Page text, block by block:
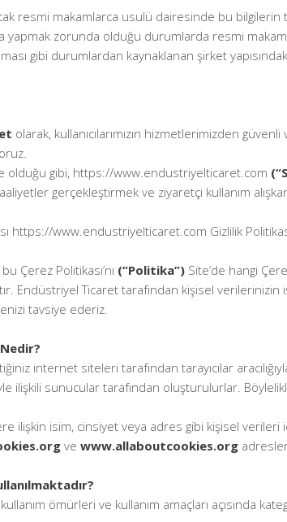
resmi makamlarca usulü dairesinde bu
yapmak zorunda olduğu durumlarda resmi
gibi durumlardan kaynaklanan şirket
olarak, kullanıcılarımızın hizmetlerimizden
olduğu gibi, https://www.endustriyelticaret.com
gerçekleştirmek ve ziyaretçi kullanım
https://www.endustriyelticaret.com Gizlilik
Çerez Politikası’nı (“Politika”) Site’de hangi
Endüstriyel Ticaret tarafından kişisel
tavsiye ederiz.
internet siteleri tarafından tarayıcılar
ilişkili sunucular tarafından oluşturulurlar.
ilişkin isim, cinsiyet veya adres gibi kişisel
ve www.allaboutcookies.org
ömürleri ve kullanım amaçları açısında